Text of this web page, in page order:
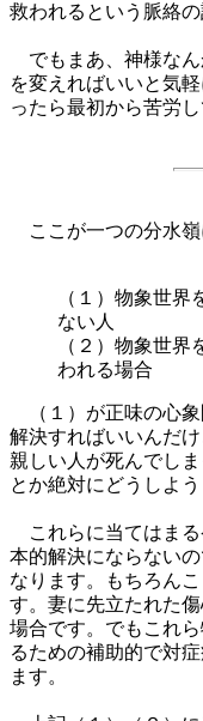
救われるという脈絡
でもまあ、神様なん
を変えればいいと気
ったら最初から苦労し
ここが一つの分水嶺
（１）物象世
ない人
（２）物象世
われる場合
（１）が正味の心象
解決すればいいんだ
親しい人が死んでし
とか絶対にどうしよ
これらに当てはまる
本的解決にならない
なります。もちろん
す。妻に先立たれた
場合です。でもこれ
るための補助的で対
ます。